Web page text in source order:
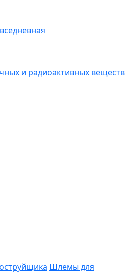
и радиоактивных веществ
Шлемы для